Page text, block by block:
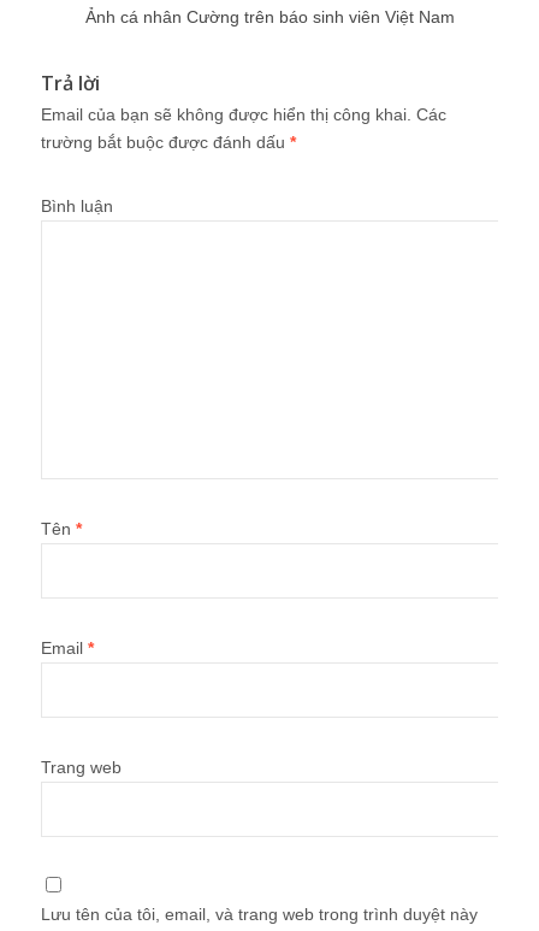
Ảnh cá nhân Cường trên báo sinh viên Việt Nam
Trả lời
Email của bạn sẽ không được hiển thị công khai. Các
trường bắt buộc được đánh dấu *
Bình luận
Tên *
Email *
Trang web
Lưu tên của tôi, email, và trang web trong trình duyệt này